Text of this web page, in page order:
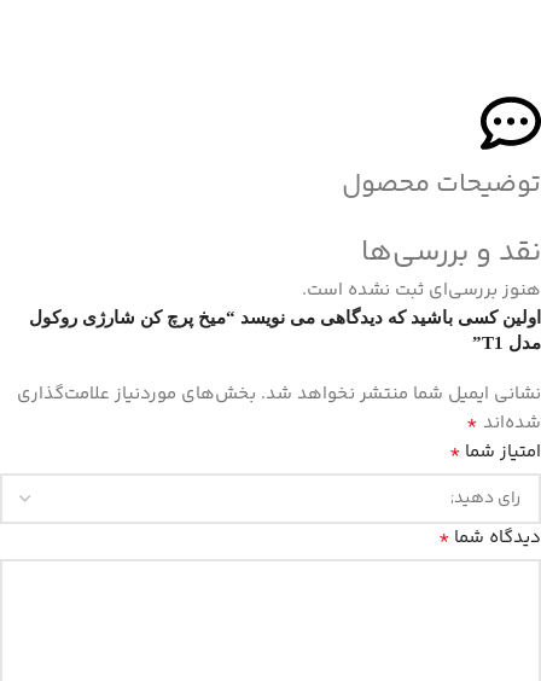
توضیحات محصول
نقد و بررسی‌ها
هنوز بررسی‌ای ثبت نشده است.
اولین کسی باشید که دیدگاهی می نویسد “میخ پرچ کن شارژی روکول
مدل T1”
نشانی ایمیل شما منتشر نخواهد شد. بخش‌های موردنیاز علامت‌گذاری
شده‌اند *
امتیاز شما *
دیدگاه شما *